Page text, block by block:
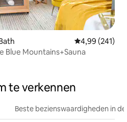
Gemiddelde
4,99 (241)
Blue Mountains+Sauna
te verkennen
Beste bezienswaardigheden in